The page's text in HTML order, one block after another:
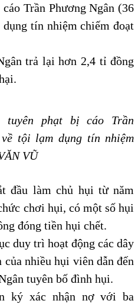
Trần Phương Ngân (36
tín nhiệm chiếm đoạt
trả lại hơn 2,4 tỉ đồng
tuyên phạt bị cáo Trần
tội lạm dụng tín nhiệm
VŨ
đầu làm chủ hụi từ năm
chơi hụi, có một số hụi
đóng tiền hụi chết.
duy trì hoạt động các dây
nhiều hụi viên dẫn đến
tuyên bố đình hụi.
ký xác nhận nợ với ba